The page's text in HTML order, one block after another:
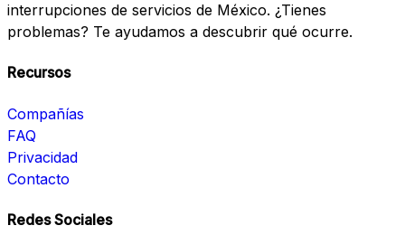
interrupciones de servicios de México. ¿Tienes
problemas? Te ayudamos a descubrir qué ocurre.
Recursos
Compañías
FAQ
Privacidad
Contacto
Redes Sociales